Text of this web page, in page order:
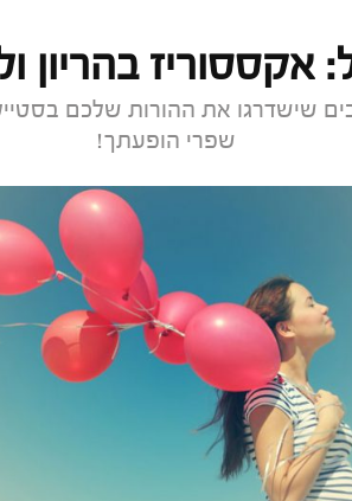
אקססוריז בהריון
שישדרגו את ההורות שלכם
שפרי הופעתך!